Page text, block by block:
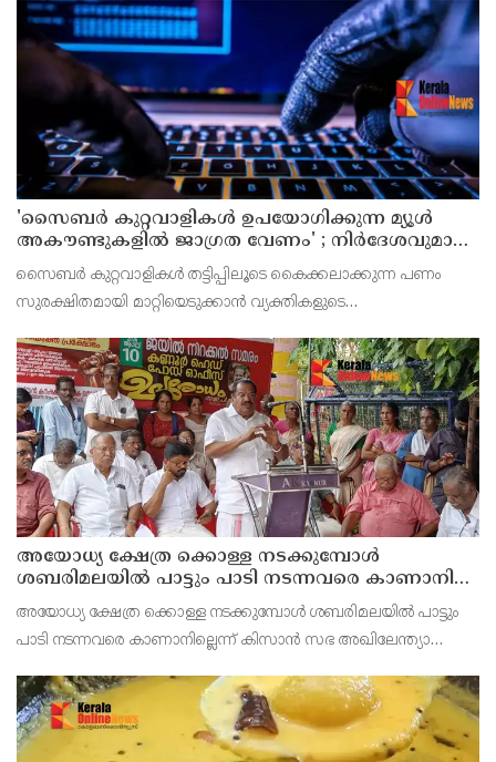
'സൈബര്‍ കുറ്റവാളികള്‍ ഉപയോഗിക്കുന്ന മ്യൂള്‍
അകൗണ്ടുകളില്‍ ജാഗ്രത വേണം' ; നിര്‍ദേശവുമായി
പൊലീസ്
സൈബര്‍ കുറ്റവാളികള്‍ തട്ടിപ്പിലൂടെ കൈക്കലാക്കുന്ന പണം
സുരക്ഷിതമായി മാറ്റിയെടുക്കാന്‍ വ്യക്തികളുടെ
അക്കൗണ്ടുകളായ മ്യൂള്‍ അകൗണ്ടുകളില്‍ ജാഗ്രത വേണമെന്ന
അയോധ്യ ക്ഷേത്ര ക്കൊള്ള നടക്കുമ്പോൾ
ശബരിമലയിൽ പാട്ടും പാടി നടന്നവരെ കാണാനില്ല ;
അയോധ്യ ക്ഷേത്ര ക്കൊള്ള നടക്കുമ്പോൾ ശബരിമലയിൽ പാട്ടും
പാടി നടന്നവരെ കാണാനില്ലെന്ന് കിസാൻ സഭ അഖിലേന്ത്യാ
മോർച്ചയുടേയും കേന്ദ്ര ട്രേഡ്‌ യൂണിയനുകളുടേയും ആഹ്വാനപ